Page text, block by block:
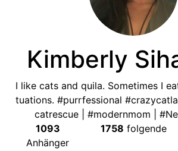
Kimberly
I like cats and quila. Sometimes I
tuations. #purrfessional
catrescue| #modernmom |
1093
Anhänger
1758 folgende